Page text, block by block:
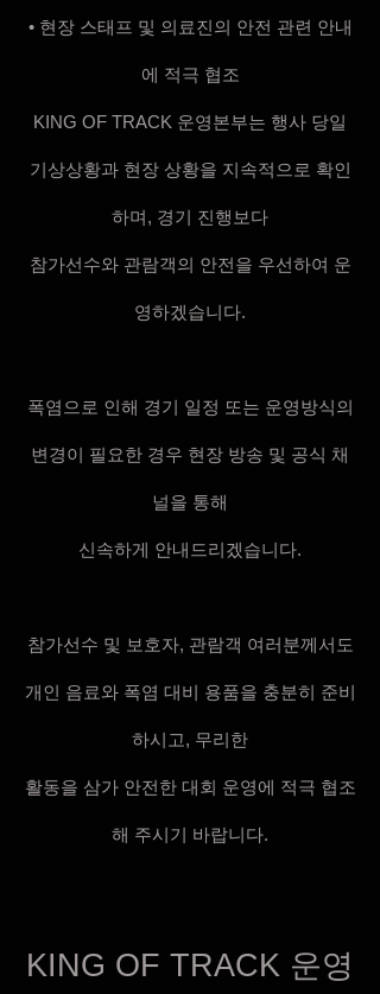
• 현장 스태프 및 의료진의 안전 관련 안내
에 적극 협조
KING OF TRACK 운영본부는 행사 당일
기상상황과 현장 상황을 지속적으로 확인
하며, 경기 진행보다
참가선수와 관람객의 안전을 우선하여 운
영하겠습니다.
폭염으로 인해 경기 일정 또는 운영방식의
변경이 필요한 경우 현장 방송 및 공식 채
널을 통해
신속하게 안내드리겠습니다.
참가선수 및 보호자, 관람객 여러분께서도
개인 음료와 폭염 대비 용품을 충분히 준비
하시고, 무리한
활동을 삼가 안전한 대회 운영에 적극 협조
해 주시기 바랍니다.
KING OF TRACK 운영